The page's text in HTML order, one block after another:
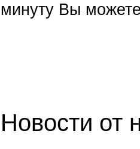
минуту Вы
Новости от